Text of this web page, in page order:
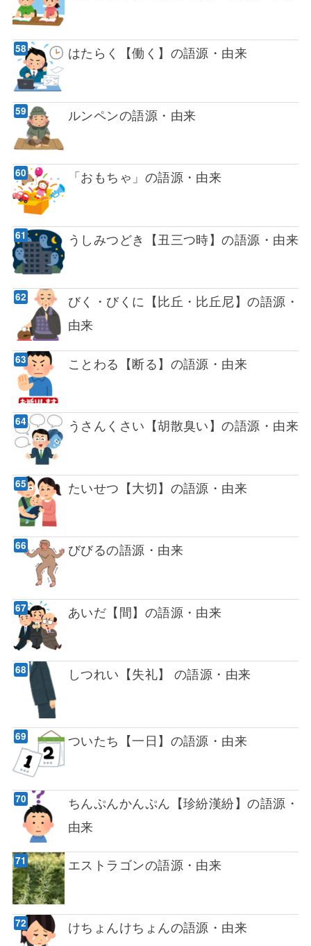
はたらく【働く】の語源・由来
ルンペンの語源・由来
「おもちゃ」の語源・由来
うしみつどき【丑三つ時】の語源・由来
びく・びくに【比丘・比丘尼】の語源・
由来
ことわる【断る】の語源・由来
うさんくさい【胡散臭い】の語源・由来
たいせつ【大切】の語源・由来
びびるの語源・由来
あいだ【間】の語源・由来
しつれい【失礼】 の語源・由来
ついたち【一日】の語源・由来
ちんぷんかんぷん【珍紛漢紛】の語源・
由来
エストラゴンの語源・由来
けちょんけちょんの語源・由来